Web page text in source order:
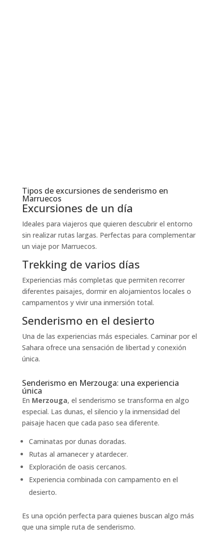
Tipos de excursiones de senderismo en
Marruecos
Excursiones de un día
Ideales para viajeros que quieren descubrir el entorno
sin realizar rutas largas. Perfectas para complementar
un viaje por Marruecos.
Trekking de varios días
Experiencias más completas que permiten recorrer
diferentes paisajes, dormir en alojamientos locales o
campamentos y vivir una inmersión total.
Senderismo en el desierto
Una de las experiencias más especiales. Caminar por el
Sahara ofrece una sensación de libertad y conexión
única.
Senderismo en Merzouga: una experiencia
única
En Merzouga, el senderismo se transforma en algo
especial. Las dunas, el silencio y la inmensidad del
paisaje hacen que cada paso sea diferente.
Caminatas por dunas doradas.
Rutas al amanecer y atardecer.
Exploración de oasis cercanos.
Experiencia combinada con campamento en el
desierto.
Es una opción perfecta para quienes buscan algo más
que una simple ruta de senderismo.